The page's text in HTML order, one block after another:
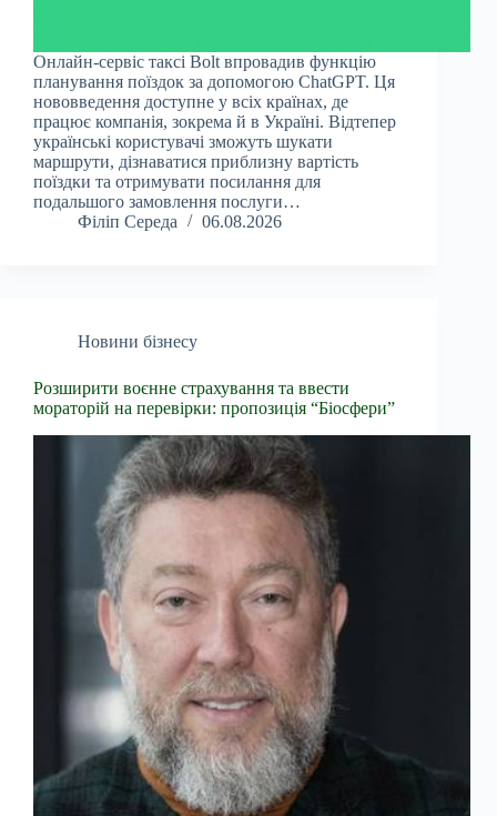
Онлайн-сервіс таксі Bolt впровадив функцію
планування поїздок за допомогою ChatGPT. Ця
нововведення доступне у всіх країнах, де
працює компанія, зокрема й в Україні. Відтепер
українські користувачі зможуть шукати
маршрути, дізнаватися приблизну вартість
поїздки та отримувати посилання для
подальшого замовлення послуги…
Філіп Середа
06.08.2026
Новини бізнесу
Розширити воєнне страхування та ввести
мораторій на перевірки: пропозиція “Біосфери”